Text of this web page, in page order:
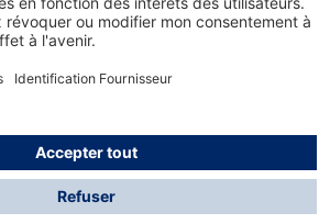
les produits
2024
de gestion et de livraison standard
de la valeur ou du volume de